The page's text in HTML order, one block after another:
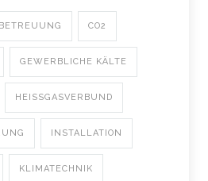
BETREUUNG CO2
GEWERBLICHE KÄLTE
HEISSGASVERBUND
INSTALLATION
KLIMATECHNIK